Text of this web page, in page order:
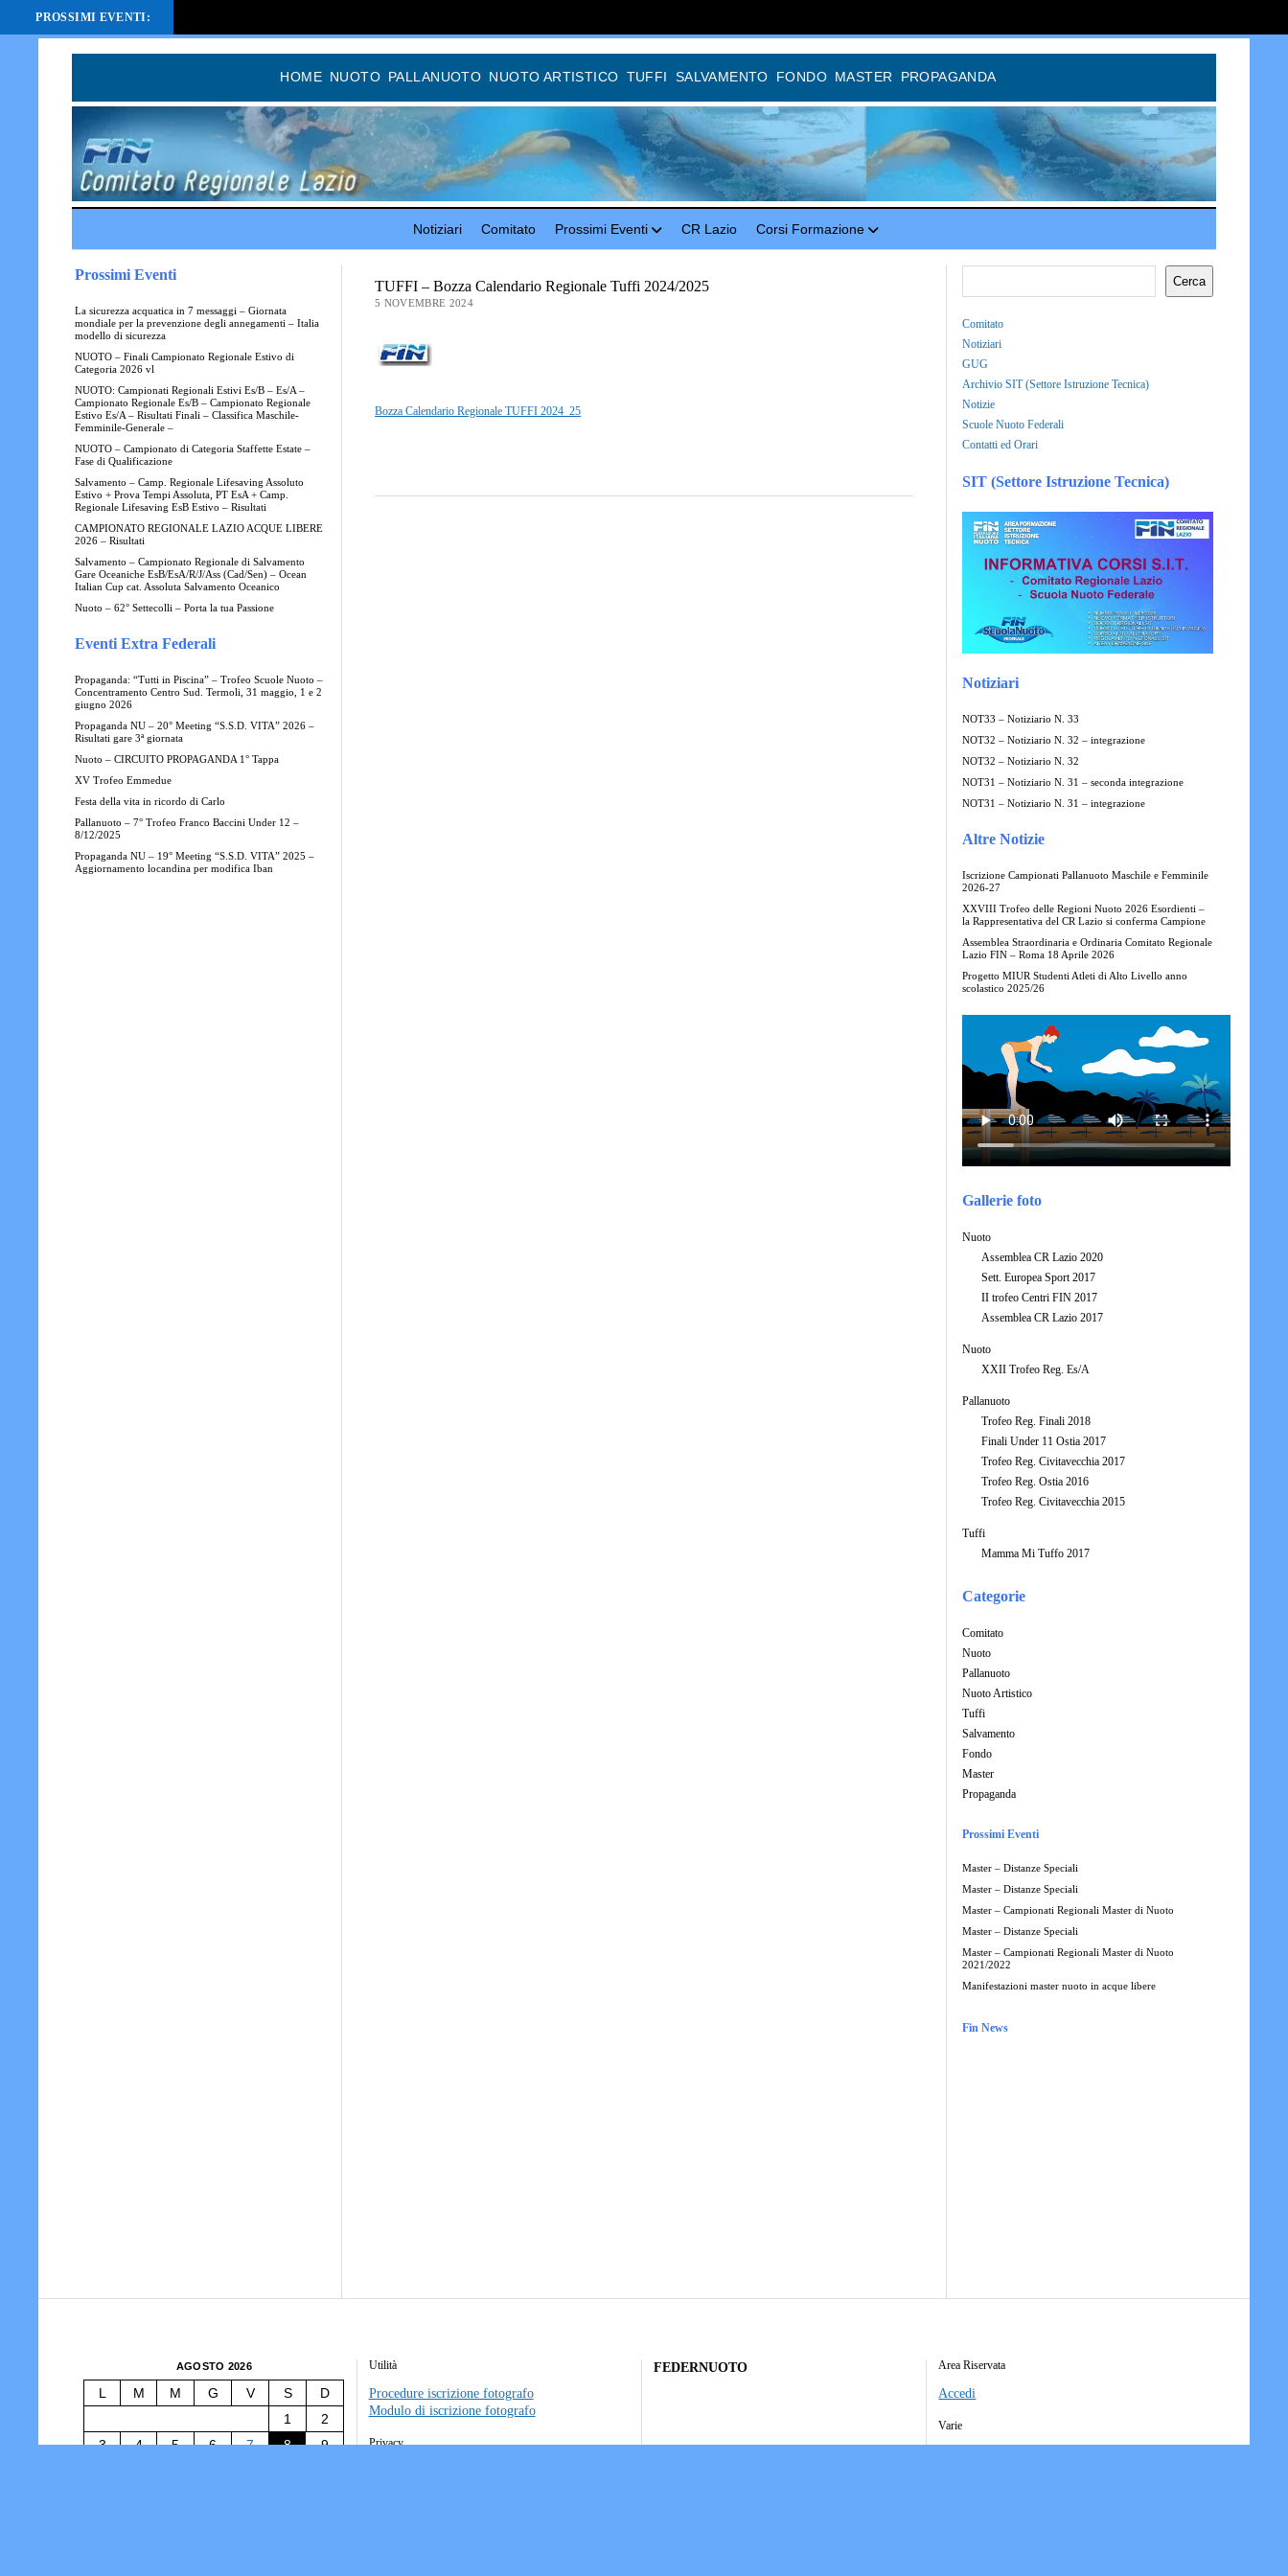
HOME NUOTO PALLANUOTO NUOTO ARTISTICO TUFFI SALVAMENTO FONDO MASTER PROPAGANDA
Notiziari Comitato Prossimi Eventi CR Lazio Corsi Formazione
Prossimi Eventi
La sicurezza acquatica in 7 messaggi – Giornata
mondiale per la prevenzione degli annegamenti – Italia
modello di sicurezza
NUOTO – Finali Campionato Regionale Estivo di
Categoria 2026 vl
NUOTO: Campionati Regionali Estivi Es/B – Es/A –
Campionato Regionale Es/B – Campionato Regionale
Estivo Es/A – Risultati Finali – Classifica Maschile-
Femminile-Generale –
NUOTO – Campionato di Categoria Staffette Estate –
Fase di Qualificazione
Salvamento – Camp. Regionale Lifesaving Assoluto
Estivo + Prova Tempi Assoluta, PT EsA + Camp.
Regionale Lifesaving EsB Estivo – Risultati
CAMPIONATO REGIONALE LAZIO ACQUE LIBERE
2026 – Risultati
Salvamento – Campionato Regionale di Salvamento
Gare Oceaniche EsB/EsA/R/J/Ass (Cad/Sen) – Ocean
Italian Cup cat. Assoluta Salvamento Oceanico
Nuoto – 62° Settecolli – Porta la tua Passione
Eventi Extra Federali
Propaganda: “Tutti in Piscina” – Trofeo Scuole Nuoto –
Concentramento Centro Sud. Termoli, 31 maggio, 1 e 2
giugno 2026
Propaganda NU – 20° Meeting “S.S.D. VITA” 2026 –
Risultati gare 3ª giornata
Nuoto – CIRCUITO PROPAGANDA 1° Tappa
XV Trofeo Emmedue
Festa della vita in ricordo di Carlo
Pallanuoto – 7° Trofeo Franco Baccini Under 12 –
8/12/2025
Propaganda NU – 19° Meeting “S.S.D. VITA” 2025 –
Aggiornamento locandina per modifica Iban
TUFFI – Bozza Calendario Regionale Tuffi 2024/2025
5 NOVEMBRE 2024
Bozza Calendario Regionale TUFFI 2024_25
Cerca
Comitato
Notiziari
GUG
Archivio SIT (Settore Istruzione Tecnica)
Notizie
Scuole Nuoto Federali
Contatti ed Orari
SIT (Settore Istruzione Tecnica)
Notiziari
NOT33 – Notiziario N. 33
NOT32 – Notiziario N. 32 – integrazione
NOT32 – Notiziario N. 32
NOT31 – Notiziario N. 31 – seconda integrazione
NOT31 – Notiziario N. 31 – integrazione
Altre Notizie
Iscrizione Campionati Pallanuoto Maschile e Femminile
2026-27
XXVIII Trofeo delle Regioni Nuoto 2026 Esordienti –
la Rappresentativa del CR Lazio si conferma Campione
Assemblea Straordinaria e Ordinaria Comitato Regionale
Lazio FIN – Roma 18 Aprile 2026
Progetto MIUR Studenti Atleti di Alto Livello anno
scolastico 2025/26
Gallerie foto
Nuoto
Assemblea CR Lazio 2020
Sett. Europea Sport 2017
II trofeo Centri FIN 2017
Assemblea CR Lazio 2017
Nuoto
XXII Trofeo Reg. Es/A
Pallanuoto
Trofeo Reg. Finali 2018
Finali Under 11 Ostia 2017
Trofeo Reg. Civitavecchia 2017
Trofeo Reg. Ostia 2016
Trofeo Reg. Civitavecchia 2015
Tuffi
Mamma Mi Tuffo 2017
Categorie
Comitato
Nuoto
Pallanuoto
Nuoto Artistico
Tuffi
Salvamento
Fondo
Master
Propaganda
Prossimi Eventi
Master – Distanze Speciali
Master – Distanze Speciali
Master – Campionati Regionali Master di Nuoto
Master – Distanze Speciali
Master – Campionati Regionali Master di Nuoto
2021/2022
Manifestazioni master nuoto in acque libere
Fin News
AGOSTO 2026
L M M G V S
D
1
2
3
4 5 6 7 8
9
Utilità
Procedure iscrizione fotografo
Modulo di iscrizione fotografo
Privacy
FEDERNUOTO Area Riservata
Accedi
Varie
PROSSIMI EVENTI: